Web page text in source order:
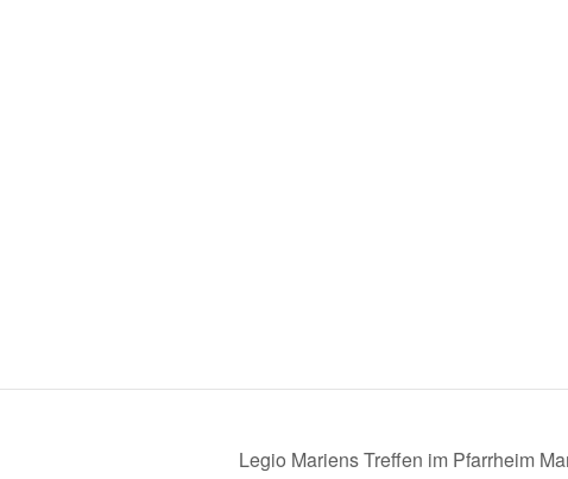
Legio Mariens Treffen im Pfarrheim